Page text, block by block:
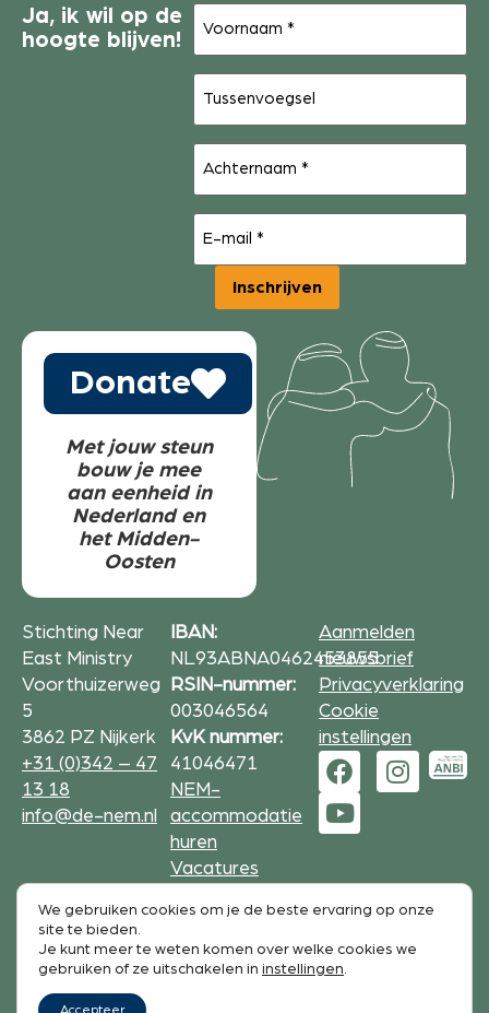
Ja, ik wil op de
hoogte blijven!
Voornaam
Tussenvoegsel
Achternaam
E-
mail(Vereist)
Inschrijven
Donate
Met jouw steun
bouw je mee
aan eenheid in
Nederland en
het Midden-
Oosten
Stichting Near
East Ministry
Voorthuizerweg
5
3862 PZ Nijkerk
+31 (0)342 – 47
13 18
info@de-nem.nl
IBAN:
NL93ABNA0462453855
RSIN-nummer:
003046564
KvK nummer:
41046471
NEM-
accommodatie
huren
Vacatures
Aanmelden
nieuwsbrief
Privacyverklaring
Cookie
instellingen
Formulieren op deze website zijn beveiligd met
reCAPTCHA.
De Google Privacy Policyenservice voorwaarden
van toepassing.
We gebruiken cookies om je de beste ervaring op onze
site te bieden.
Je kunt meer te weten komen over welke cookies we
gebruiken of ze uitschakelen in instellingen.
Accepteer